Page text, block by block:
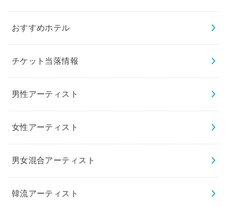
おすすめホテル
チケット当落情報
男性アーティスト
女性アーティスト
男女混合アーティスト
韓流アーティスト